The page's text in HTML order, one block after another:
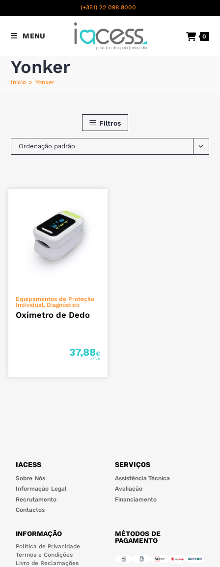
(+351) 22 098 8000
nacional
MENU 0
Yonker
Início > Yonker
Filtros
Ordenação padrão
ADICIONAR
Equipamentos de Proteção
Individual, Diagnóstico
Oxímetro de Dedo
37,88€
IACESS
Sobre Nós
Informação Legal
Recrutamento
Contactos
SERVIÇOS
Assistência Técnica
Avaliação
Financiamento
INFORMAÇÃO
Política de Privacidade
Termos e Condições
Livro de Reclamações
MÉTODOS DE
PAGAMENTO